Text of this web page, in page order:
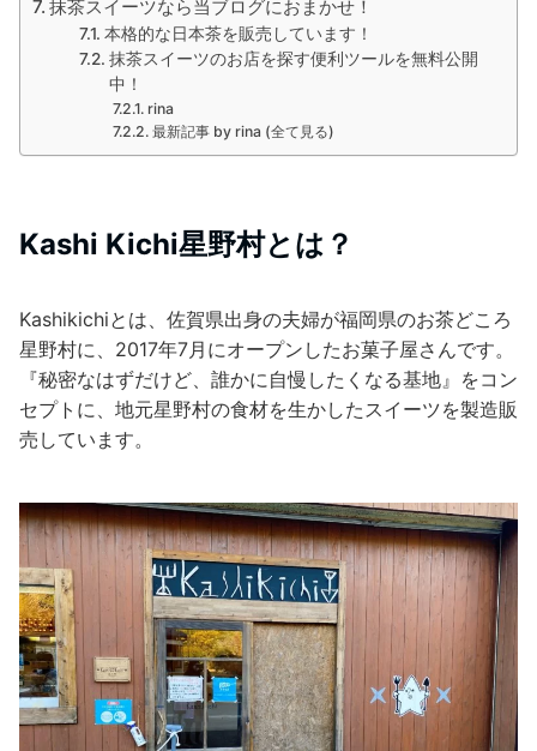
抹茶スイーツなら当ブログにおまかせ！
本格的な日本茶を販売しています！
抹茶スイーツのお店を探す便利ツールを無料公開
中！
rina
最新記事 by rina (全て見る)
Kashi Kichi星野村とは？
Kashikichiとは、佐賀県出身の夫婦が福岡県のお茶どころ
星野村に、2017年7月にオープンしたお菓子屋さんです。
『秘密なはずだけど、誰かに自慢したくなる基地』をコン
セプトに、地元星野村の食材を生かしたスイーツを製造販
売しています。